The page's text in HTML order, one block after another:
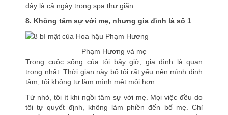
đây là cả ngày trong spa thư giãn.
8. Không tâm sự với mẹ, nhưng gia đình là số 1
Phạm Hương và mẹ
Trong cuộc sống của tôi bây giờ, gia đình là quan
trọng nhất. Thời gian này bố tôi rất yếu nên mình định
tâm, tôi không tự làm mình mệt mỏi hơn.
Từ nhỏ, tôi ít khi ngồi tâm sự với mẹ. Mọi việc đều do
tôi tự quyết định, không làm phiền đến bố mẹ. Chỉ